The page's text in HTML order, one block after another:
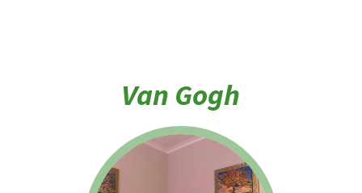
Van Gogh